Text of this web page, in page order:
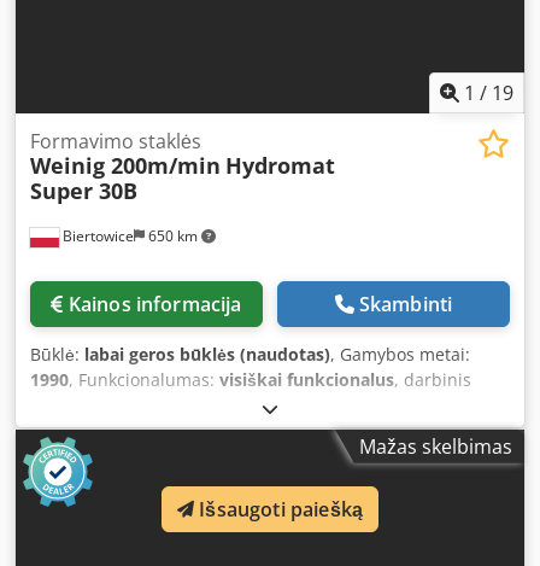
1 / 19
Biertowice 650 km
Formavimo staklės
Weinig 200m/min Hydromat
Super 30B
Kainos informacija Skambinti
Būklė: labai geros būklės (naudotas), Gamybos metai:
1990, Funkcionalumas: visiškai funkcionalus, darbinis
plotis 300 mm darbinis aukštis 140 mm padavimo greitis
200 m/min veleno skersmuo 50 mm velenų išdėstymas: 1.
apatinis – 22 kW 2. viršutinis – 22 kW 3. dešinysis – 18,5 kW
4. kairysis – 18,5 kW 5. dešinysis – 18,5 kW 6. kairysis – 22
kW 7. viršutinis – 22 kW 8. apatinis – 22 kW 9. viršutinis –
22 kW 10. apatinis – 22 kW 11. apatinis – 22 kW Dcodpsy N
Mažas skelbimas
Išsaugoti paiešką